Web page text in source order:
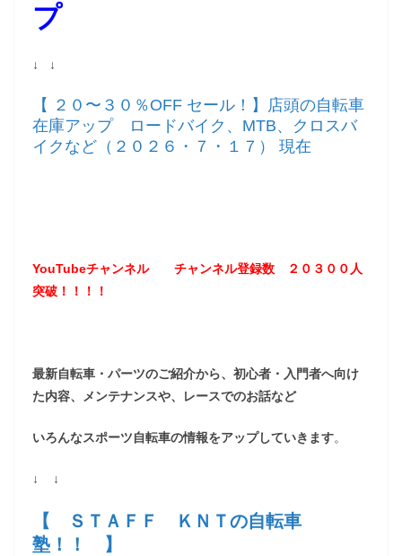
プ
↓ ↓
【 ２０〜３０％OFF セール！】店頭の自転車
在庫アップ ロードバイク、MTB、クロスバ
イクなど（２０２６・７・１７） 現在
YouTubeチャンネル チャンネル登録数 ２０３ ００ 人
突破！！！！
最新自転車・パーツのご紹介から、初心者・入門者へ向け
た内容、メンテナンスや、レースでのお話など
いろんなスポーツ自転車の情報をアップしていきます。
↓ ↓
【 ＳＴＡＦＦ ＫＮＴの自転車
塾！！ 】